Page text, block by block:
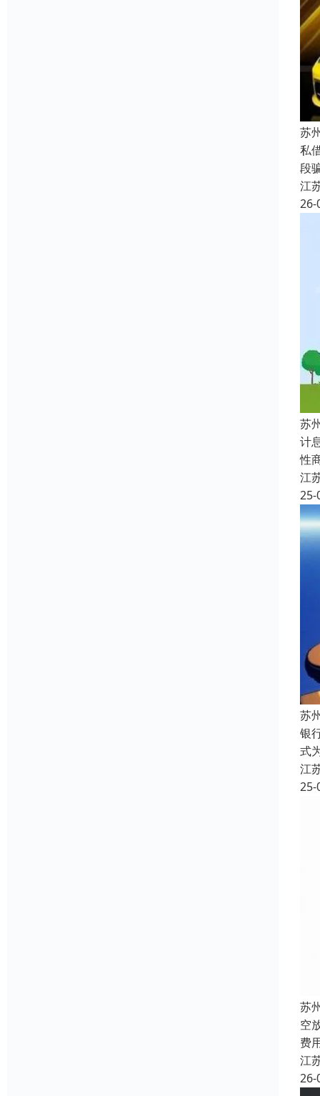
苏
私
段
江
26-
苏
计
性
江
25-
苏
银
式
江
25-
苏
空
费
江
26-